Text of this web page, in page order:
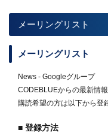
る基調講演が決定！
CODE BLUE2023 ミッコ・
2023.06.22
CODE BLUE2023 学生スタ
Press
メーリングリスト
メーリングリスト
News - Googleグループ
CODEBLUEからの最新情
購読希望の方は以下から登
■ 登録方法